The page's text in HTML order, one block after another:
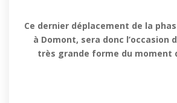
Ce dernier déplacement de la
à Domont, sera donc l’occasion
très grande forme du moment